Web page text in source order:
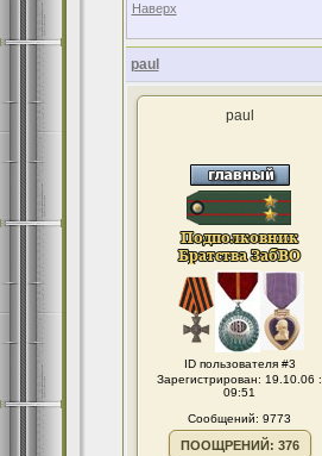
Наверх
paul
paul
ID пользователя #3
Зарегистрирован: 19.10.06 :
09:51
Сообщений: 9773
ПООЩРЕНИЙ: 376